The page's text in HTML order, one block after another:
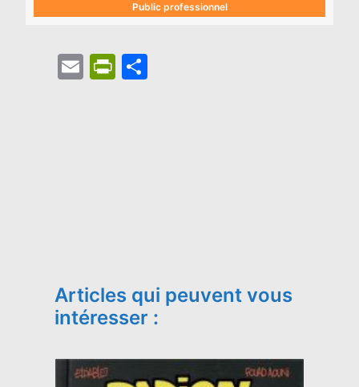
Public professionnel
EmailPrintFriendly
Articles qui peuvent vous
intéresser :